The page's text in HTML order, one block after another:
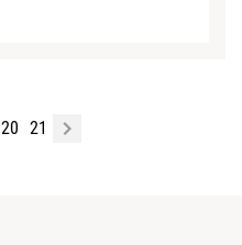
20 21